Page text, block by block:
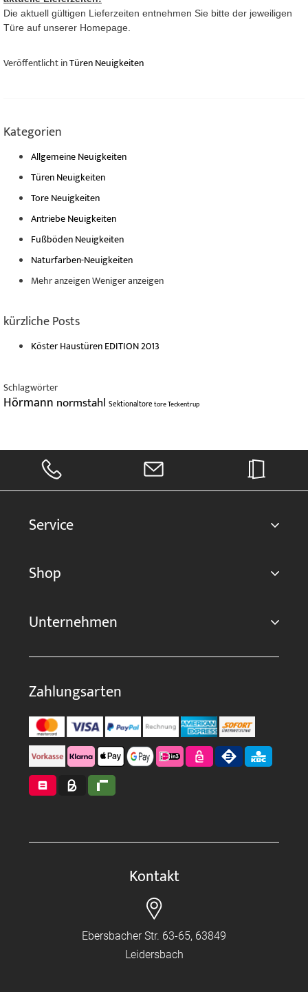
Die aktuell gültigen Lieferzeiten entnehmen Sie bitte der jeweiligen
Türe auf unserer Homepage.
Veröffentlicht inTüren Neuigkeiten
Kategorien
Allgemeine Neuigkeiten
Türen Neuigkeiten
Tore Neuigkeiten
Antriebe Neuigkeiten
Fußböden Neuigkeiten
Naturfarben-Neuigkeiten
Mehr anzeigenWeniger anzeigen
kürzliche Posts
Köster Haustüren EDITION 2013
Schlagwörter
Hörmann normstahl SektionaltoretoreTeckentrup
Service
Shop
Unternehmen
Zahlungsarten
Kontakt
Ebersbacher Str. 63-65, 63849
Leidersbach